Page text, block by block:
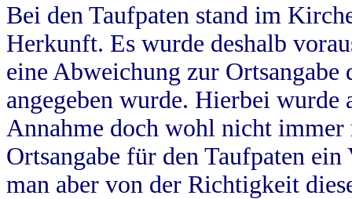
Bei den Taufpaten stand im
Herkunft. Es wurde deshalb
eine Abweichung zur
angegeben wurde. Hierbei wurde
Annahme doch wohl nicht
Ortsangabe für den Taufpaten
man aber von der Richtigkeit